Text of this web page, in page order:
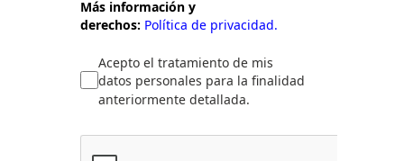
Más información y
derechos: Política de privacidad.
Acepto el tratamiento de mis
datos personales para la finalidad
anteriormente detallada.